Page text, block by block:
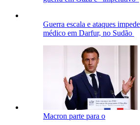
Guerra escala e ataques
médico em Darfur, no Sudão
Macron parte para o